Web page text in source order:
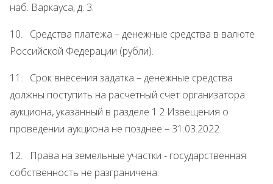
наб. Варкауса, д. 3.
10. Средства платежа – денежные средства в валюте
Российской Федерации (рубли).
11. Срок внесения задатка – денежные средства
должны поступить на расчетный счет организатора
аукциона, указанный в разделе 1.2 Извещения о
проведении аукциона не позднее – 31.03.2022.
12. Права на земельные участки - государственная
собственность не разграничена.